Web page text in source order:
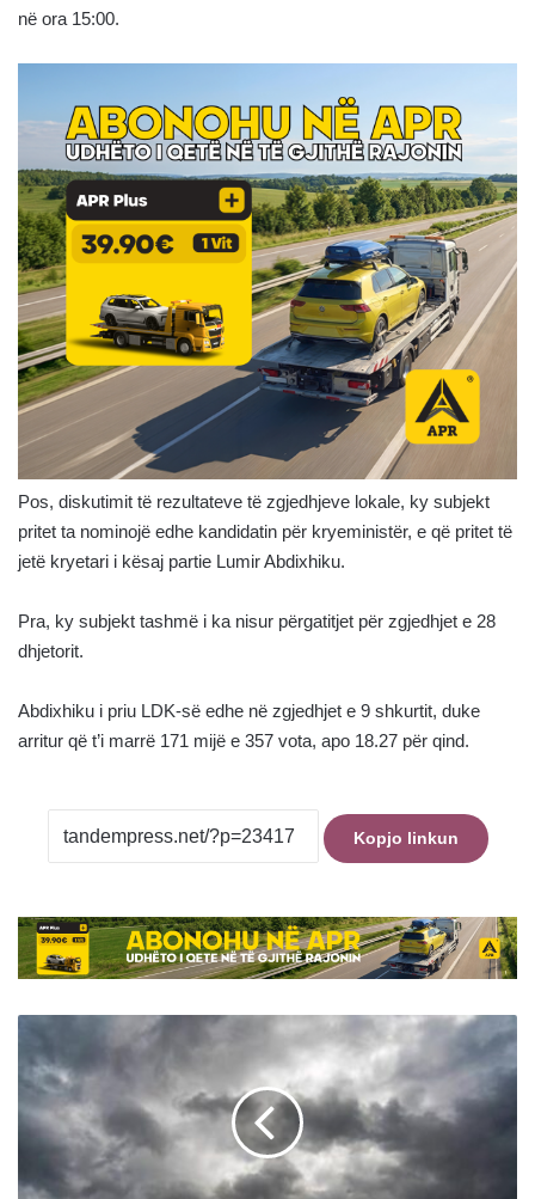
në ora 15:00.
Pos, diskutimit të rezultateve të zgjedhjeve lokale, ky subjekt
pritet ta nominojë edhe kandidatin për kryeministër, e që pritet të
jetë kryetari i kësaj partie Lumir Abdixhiku.
Pra, ky subjekt tashmë i ka nisur përgatitjet për zgjedhjet e 28
dhjetorit.
Abdixhiku i priu LDK-së edhe në zgjedhjet e 9 shkurtit, duke
arritur që t’i marrë 171 mijë e 357 vota, apo 18.27 për qind.
Kopjo linkun
vranët
dhe